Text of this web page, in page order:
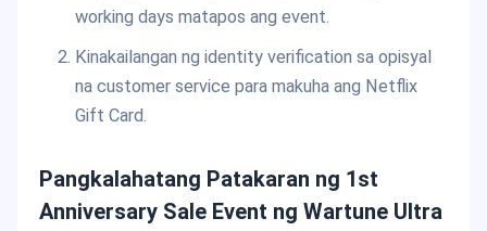
working days matapos ang event.
Kinakailangan ng identity verification sa opisyal
na customer service para makuha ang Netflix
Gift Card.
Pangkalahatang Patakaran ng 1st
Anniversary Sale Event ng Wartune Ultra